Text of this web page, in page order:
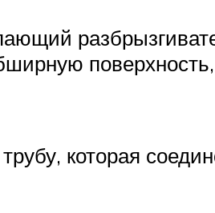
поверхность,
которая